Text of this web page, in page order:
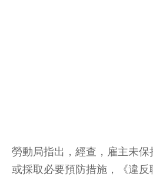
勞動局指出，經查，雇主未
或採取必要預防措施，《違